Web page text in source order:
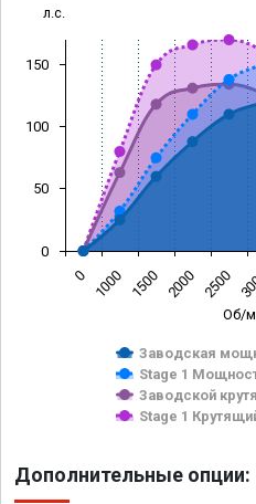
Об/
л.с.
Заводская
Stage 1
Заводской
Stage 1
0 1000 1500 2000 2500
0
50
100
150
Дополнительные опции: